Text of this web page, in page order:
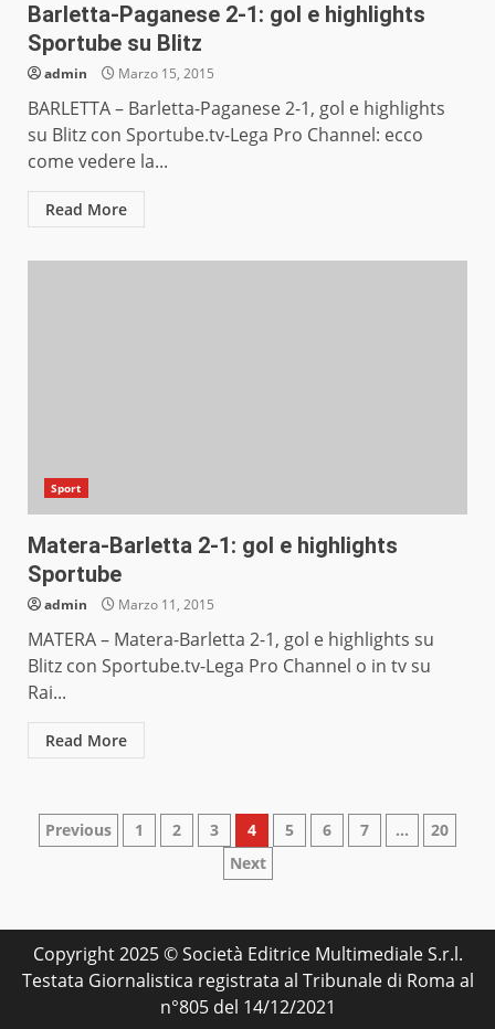
Barletta-Paganese 2-1: gol e highlights
Sportube su Blitz
admin Marzo 15, 2015
BARLETTA – Barletta-Paganese 2-1, gol e highlights
su Blitz con Sportube.tv-Lega Pro Channel: ecco
come vedere la...
Read More
Sport
Matera-Barletta 2-1: gol e highlights
Sportube
admin Marzo 11, 2015
MATERA – Matera-Barletta 2-1, gol e highlights su
Blitz con Sportube.tv-Lega Pro Channel o in tv su
Rai...
Read More
Paginazione
articoli
Previous 1 2 3 4 5 6 7 …
20
Next
Copyright 2025 © Società Editrice Multimediale S.r.l.
Testata Giornalistica registrata al Tribunale di Roma al
n°805 del 14/12/2021